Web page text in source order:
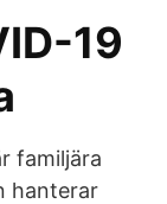
19
familjära
hanterar